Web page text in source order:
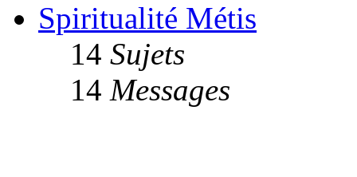
Spiritualité Métis
14 Sujets
14 Messages